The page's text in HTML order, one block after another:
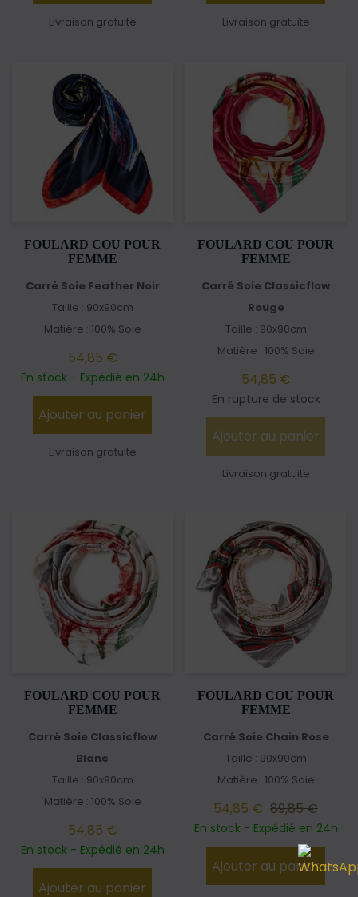
Livraison gratuite Livraison gratuite
FOULARD COU POUR
FEMME
Carré Soie Feather Noir
Taille : 90x90cm
Matière : 100% Soie
54,85 €
En stock - Expédié en 24h
Ajouter au panier
Livraison gratuite
FOULARD COU POUR
FEMME
Carré Soie Classicflow
Rouge
Taille : 90x90cm
Matière : 100% Soie
54,85 €
En rupture de stock
Ajouter au panier
Livraison gratuite
FOULARD COU POUR
FEMME
Carré Soie Classicflow
Blanc
Taille : 90x90cm
Matière : 100% Soie
54,85 €
En stock - Expédié en 24h
Ajouter au panier
FOULARD COU POUR
FEMME
Carré Soie Chain Rose
Taille : 90x90cm
Matière : 100% Soie
54,85 € 89,85 €
En stock - Expédié en 24h
Ajouter au panier